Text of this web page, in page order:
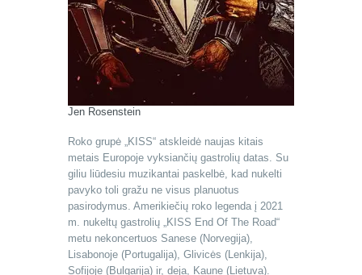
Jen Rosenstein
Roko grupė „KISS“ atskleidė naujas kitais
metais Europoje vyksiančių gastrolių datas. Su
giliu liūdesiu muzikantai paskelbė, kad nukelti
pavyko toli gražu ne visus planuotus
pasirodymus. Amerikiečių roko legenda į 2021
m. nukeltų gastrolių „KISS End Of The Road“
metu nekoncertuos Sanese (Norvegija),
Lisabonoje (Portugalija), Glivicės (Lenkija),
Sofijoje (Bulgarija) ir, deja, Kaune (Lietuva).